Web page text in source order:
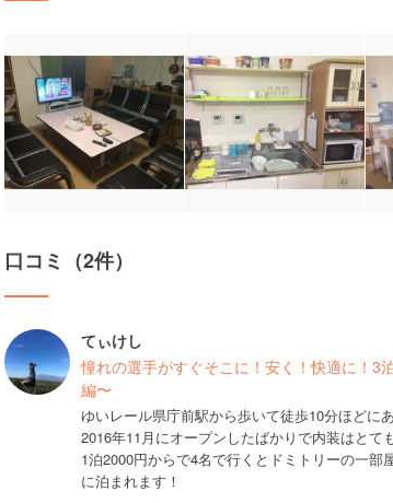
口コミ（2件）
てぃけし
憧れの選手がすぐそこに！安く！快適に！3
編〜
ゆいレール県庁前駅から歩いて徒歩10分ほどに
2016年11月にオープンしたばかりで内装はとて
1泊2000円からで4名で行くとドミトリーの一
に泊まれます！